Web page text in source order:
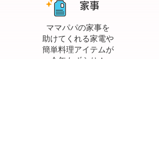
​家事
ママパパの家事を
助けてくれる家電や
簡単料理アイテムが
今年もずらり！